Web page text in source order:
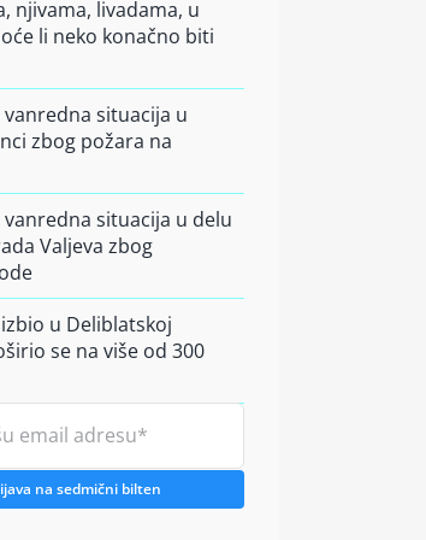
njivama, livadama, u
li neko konačno biti
situacija u
zbog požara na
vanredna situacija u delu
Valjeva zbog
u Deliblatskoj
se na više od 300
na sedmični bilten